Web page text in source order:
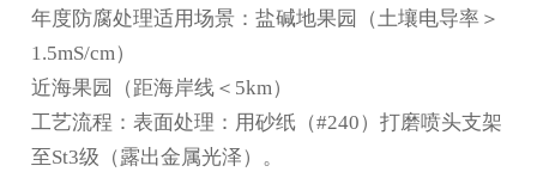
年度防腐处理适用场景：盐碱地果园（土壤电导率＞
1.5mS/cm）
近海果园（距海岸线＜5km）
工艺流程：表面处理：用砂纸（#240）打磨喷头支架
至St3级（露出金属光泽）。